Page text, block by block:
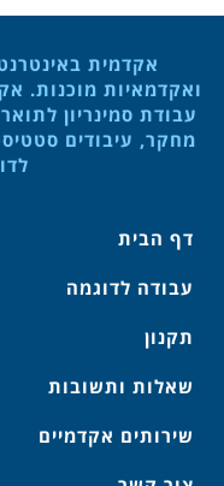
אקדמית
ואקדמאיות מוכנות.
עבודת סמינריון
מחקר, עיבודים
דף הבית
עבודה לדוגמה
תקנון
שאלות ותשובות
שירותים אקדמיים